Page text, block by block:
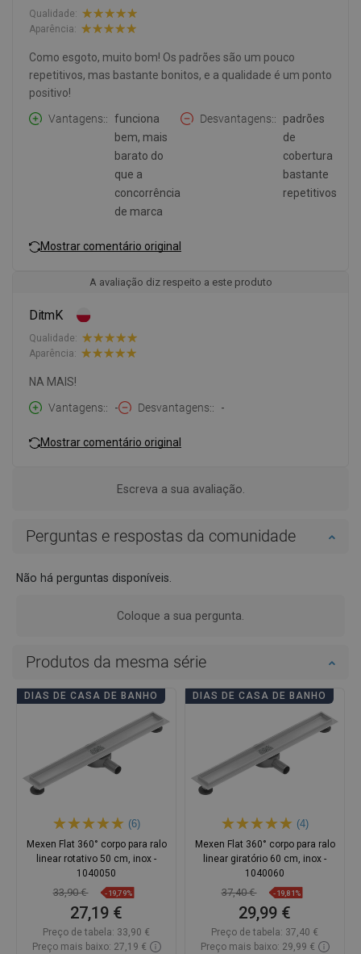
Qualidade:
Aparência:
Como esgoto, muito bom! Os padrões são um pouco
repetitivos, mas bastante bonitos, e a qualidade é um ponto
positivo!
Vantagens:
funciona
bem, mais
barato do
que a
concorrência
de marca
Desvantagens:
padrões
de
cobertura
bastante
repetitivos
Mostrar comentário original
A avaliação diz respeito a este produto
DitmK
Qualidade:
Aparência:
NA MAIS!
Vantagens:
- Desvantagens: -
Mostrar comentário original
Escreva a sua avaliação.
Perguntas e respostas da comunidade
Não há perguntas disponíveis.
Coloque a sua pergunta.
Produtos da mesma série
DIAS DE CASA DE BANHO
(6)
Mexen Flat 360° corpo para ralo
linear rotativo 50 cm, inox -
1040050
33,90 € -19,79%
27,19 €
Preço de tabela: 33,90 €
Preço mais baixo: 27,19 €
DIAS DE CASA DE BANHO
(4)
Mexen Flat 360° corpo para ralo
linear giratório 60 cm, inox -
1040060
37,40 € -19,81%
29,99 €
Preço de tabela: 37,40 €
Preço mais baixo: 29,99 €